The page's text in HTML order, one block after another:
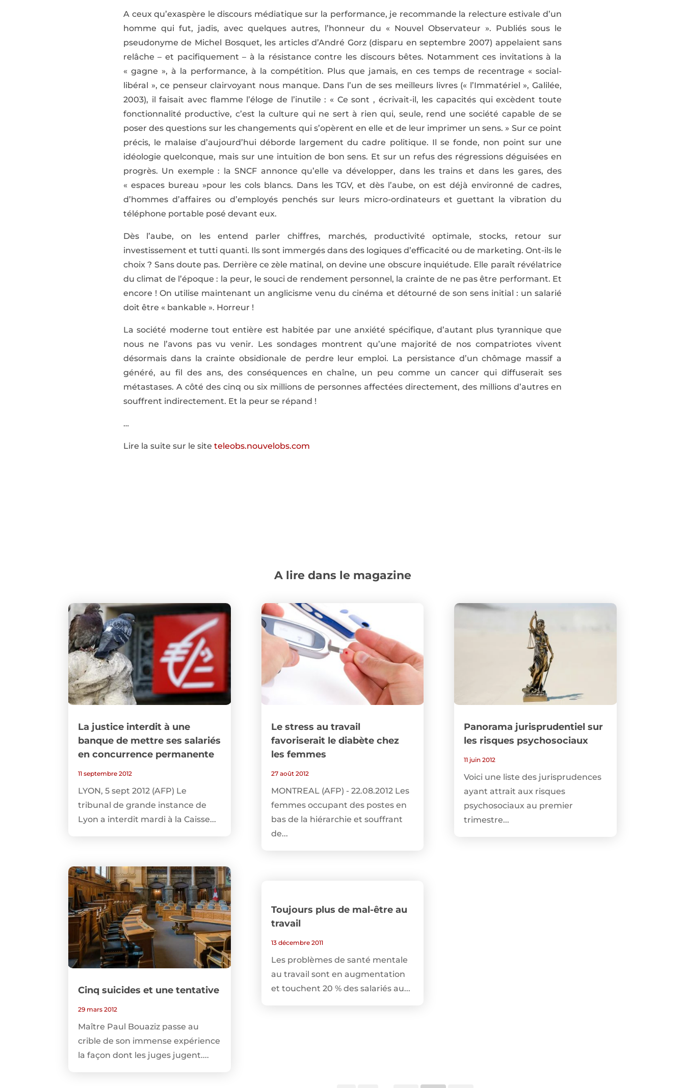
A ceux qu’exaspère le discours médiatique sur la performance, je recommande la relecture estivale d’un
homme qui fut, jadis, avec quelques autres, l’honneur du « Nouvel Observateur ». Publiés sous le
pseudonyme de Michel Bosquet, les articles d’André Gorz (disparu en septembre 2007) appelaient sans
relâche – et pacifiquement – à la résistance contre les discours bêtes. Notamment ces invitations à la
« gagne », à la performance, à la compétition. Plus que jamais, en ces temps de recentrage « social-
libéral », ce penseur clairvoyant nous manque. Dans l’un de ses meilleurs livres (« l’Immatériel », Galilée,
2003), il faisait avec flamme l’éloge de l’inutile : « Ce sont , écrivait-il, les capacités qui excèdent toute
fonctionnalité productive, c’est la culture qui ne sert à rien qui, seule, rend une société capable de se
poser des questions sur les changements qui s’opèrent en elle et de leur imprimer un sens. » Sur ce point
précis, le malaise d’aujourd’hui déborde largement du cadre politique. Il se fonde, non point sur une
idéologie quelconque, mais sur une intuition de bon sens. Et sur un refus des régressions déguisées en
progrès. Un exemple : la SNCF annonce qu’elle va développer, dans les trains et dans les gares, des
« espaces bureau »pour les cols blancs. Dans les TGV, et dès l’aube, on est déjà environné de cadres,
d’hommes d’affaires ou d’employés penchés sur leurs micro-ordinateurs et guettant la vibration du
téléphone portable posé devant eux.
Dès l’aube, on les entend parler chiffres, marchés, productivité optimale, stocks, retour sur
investissement et tutti quanti. Ils sont immergés dans des logiques d’efficacité ou de marketing. Ont-ils le
choix ? Sans doute pas. Derrière ce zèle matinal, on devine une obscure inquiétude. Elle paraît révélatrice
du climat de l’époque : la peur, le souci de rendement personnel, la crainte de ne pas être performant. Et
encore ! On utilise maintenant un anglicisme venu du cinéma et détourné de son sens initial : un salarié
doit être « bankable ». Horreur !
La société moderne tout entière est habitée par une anxiété spécifique, d’autant plus tyrannique que
nous ne l’avons pas vu venir. Les sondages montrent qu’une majorité de nos compatriotes vivent
désormais dans la crainte obsidionale de perdre leur emploi. La persistance d’un chômage massif a
généré, au fil des ans, des conséquences en chaîne, un peu comme un cancer qui diffuserait ses
métastases. A côté des cinq ou six millions de personnes affectées directement, des millions d’autres en
souffrent indirectement. Et la peur se répand !
…
Lire la suite sur le site teleobs.nouvelobs.com
A lire dans le magazine
La justice interdit à une
banque de mettre ses salariés
en concurrence permanente
11 septembre 2012
LYON, 5 sept 2012 (AFP) Le
tribunal de grande instance de
Lyon a interdit mardi à la Caisse...
Cinq suicides et une tentative
29 mars 2012
Maître Paul Bouaziz passe au
crible de son immense expérience
la façon dont les juges jugent....
Le stress au travail
favoriserait le diabète chez
les femmes
27 août 2012
MONTREAL (AFP) - 22.08.2012 Les
femmes occupant des postes en
bas de la hiérarchie et souffrant
de...
Toujours plus de mal-être au
travail
13 décembre 2011
Les problèmes de santé mentale
au travail sont en augmentation
et touchent 20 % des salariés au...
Panorama jurisprudentiel sur
les risques psychosociaux
11 juin 2012
Voici une liste des jurisprudences
ayant attrait aux risques
psychosociaux au premier
trimestre...